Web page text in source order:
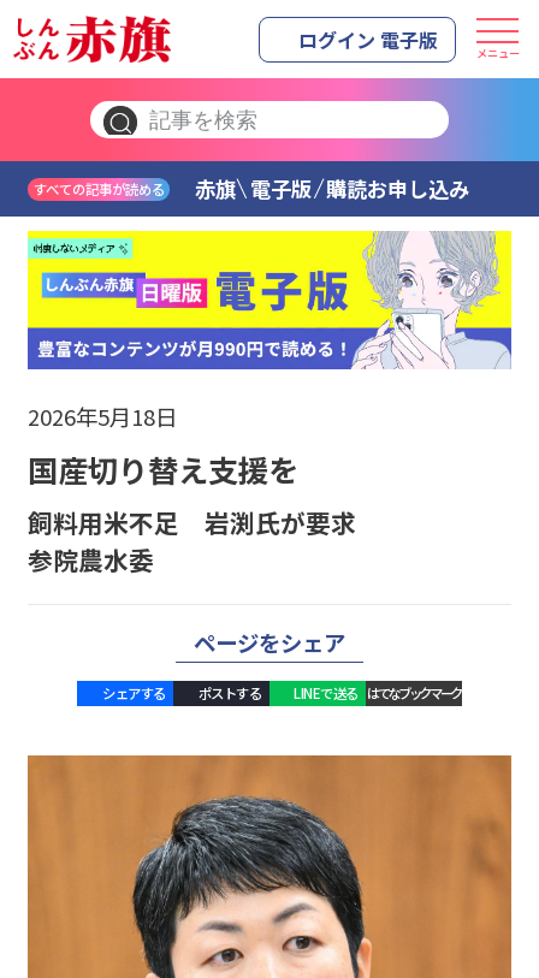
ログイン 電子版 メニュー
すべての記事が読める 赤旗 電子版 購読お申し込み
2026年5月18日
国産切り替え支援を
飼料用米不足 岩渕氏が要求
参院農水委
ページをシェア
シェアする ポストする LINEで送る はてなブックマーク